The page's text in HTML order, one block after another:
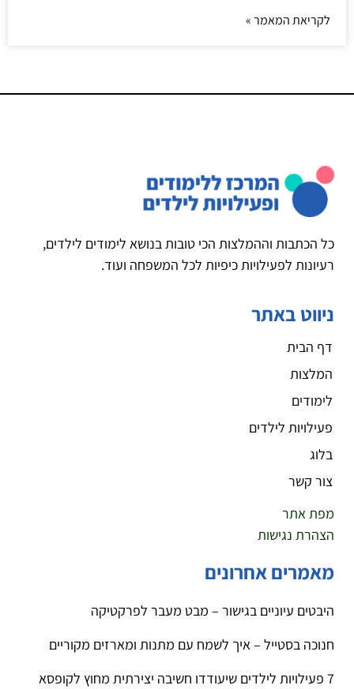
לקריאת המאמר »
כל הכתבות וההמלצות הכי טובות בנושא לימודים לילדים,
רעיונות לפעילויות כיפיות לכל המשפחה ועוד.
ניווט באתר
דף הבית
המלצות
לימודים
פעילויות לילדים
בלוג
צור קשר
מפת אתר
הצהרת נגישות
מאמרים אחרונים
היבטים עיוניים בגישור – מבט מעבר לפרקטיקה
חנוכה בסטייל – איך לשמח עם מתנות ומארזים מקוריים
7 פעילויות לילדים שיעודדו חשיבה יצירתית מחוץ לקופסא